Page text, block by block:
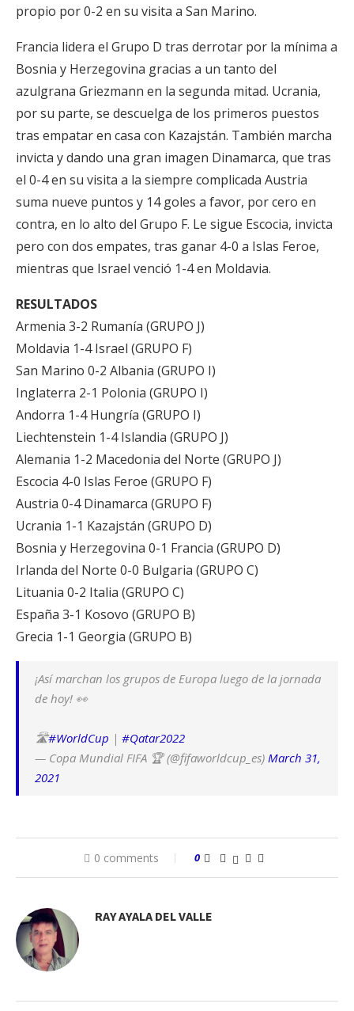
propio por 0-2 en su visita a San Marino.
Francia lidera el Grupo D tras derrotar por la mínima a
Bosnia y Herzegovina gracias a un tanto del
azulgrana Griezmann en la segunda mitad. Ucrania,
por su parte, se descuelga de los primeros puestos
tras empatar en casa con Kazajstán. También marcha
invicta y dando una gran imagen Dinamarca, que tras
el 0-4 en su visita a la siempre complicada Austria
suma nueve puntos y 14 goles a favor, por cero en
contra, en lo alto del Grupo F. Le sigue Escocia, invicta
pero con dos empates, tras ganar 4-0 a Islas Feroe,
mientras que Israel venció 1-4 en Moldavia.
RESULTADOS
Armenia 3-2 Rumanía (GRUPO J)
Moldavia 1-4 Israel (GRUPO F)
San Marino 0-2 Albania (GRUPO I)
Inglaterra 2-1 Polonia (GRUPO I)
Andorra 1-4 Hungría (GRUPO I)
Liechtenstein 1-4 Islandia (GRUPO J)
Alemania 1-2 Macedonia del Norte (GRUPO J)
Escocia 4-0 Islas Feroe (GRUPO F)
Austria 0-4 Dinamarca (GRUPO F)
Ucrania 1-1 Kazajstán (GRUPO D)
Bosnia y Herzegovina 0-1 Francia (GRUPO D)
Irlanda del Norte 0-0 Bulgaria (GRUPO C)
Lituania 0-2 Italia (GRUPO C)
España 3-1 Kosovo (GRUPO B)
Grecia 1-1 Georgia (GRUPO B)
¡Así marchan los grupos de Europa luego de la jornada
de hoy! 👀️
🛣️#WorldCup | #Qatar2022
— Copa Mundial FIFA 🏆 (@fifaworldcup_es) March 31,
2021
0 comments 0
RAY AYALA DEL VALLE